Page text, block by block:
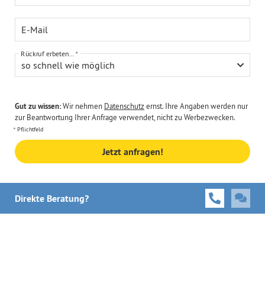
E-Mail
so schnell wie möglich
Rückruf erbeten...
Gut zu wissen:Wir nehmen Datenschutzernst. Ihre Angaben werden nur
zur Beantwortung Ihrer Anfrage verwendet, nicht zu Werbezwecken.
Pflichtfeld
Jetzt anfragen!
Direkte Beratung?